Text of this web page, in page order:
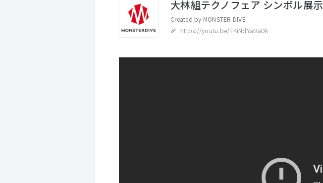
大林組テクノフェア シンボル展示
Created by MONSTER DIVE
https://youtu.be/T4iNdYaBaDk